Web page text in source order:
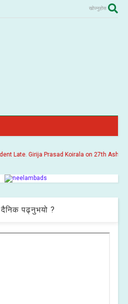
खोज्नुहोस
Prasad Koirala on 27th Ashoj 2057.
पढ्नुभयो ?